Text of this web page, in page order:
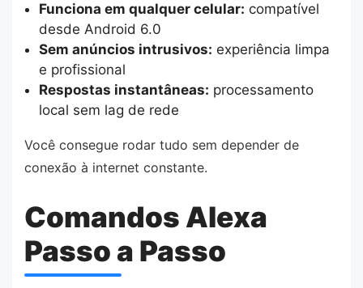
Funciona em qualquer celular: compatível
desde Android 6.0
Sem anúncios intrusivos: experiência limpa
e profissional
Respostas instantâneas: processamento
local sem lag de rede
Você consegue rodar tudo sem depender de
conexão à internet constante.
Comandos Alexa
Passo a Passo